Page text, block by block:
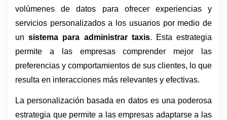
volúmenes de datos para ofrecer experiencias y
servicios personalizados a los usuarios por medio de
un sistema para administrar taxis. Esta estrategia
permite a las empresas comprender mejor las
preferencias y comportamientos de sus clientes, lo que
resulta en interacciones más relevantes y efectivas.
La personalización basada en datos es una poderosa
estrategia que permite a las empresas adaptarse a las